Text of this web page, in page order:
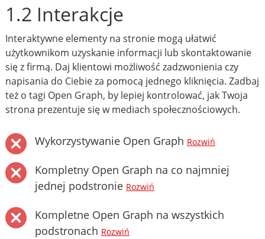
1.2 Interakcje
Interaktywne elementy na stronie mogą ułatwić
użytkownikom uzyskanie informacji lub skontaktowanie
się z firmą. Daj klientowi możliwość zadzwonienia czy
napisania do Ciebie za pomocą jednego kliknięcia. Zadbaj
też o tagi Open Graph, by lepiej kontrolować, jak Twoja
strona prezentuje się w mediach społecznościowych.
Wykorzystywanie Open Graph Rozwiń
Kompletny Open Graph na co najmniej
jednej podstronie Rozwiń
Kompletne Open Graph na wszystkich
podstronach Rozwiń